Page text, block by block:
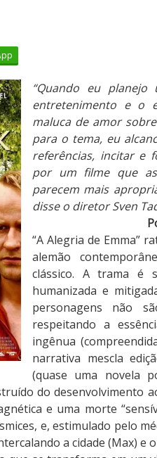
“Quando eu
entretenimento e o
maluca de amor
para o tema, eu
referências, incitar e
por um filme que
parecem mais
disse o diretor Sven
“A Alegria de Emma”
alemão
clássico. A trama é
humanizada e
personagens não
respeitando a
ingênua
narrativa mescla
(quase uma novela
do desenvolvimento
e uma morte
e, estimulado pelo
a cidade (Max) e